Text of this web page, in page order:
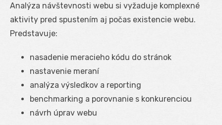
Analýza návštevnosti webu si vyžaduje komplexné
aktivity pred spustením aj počas existencie webu.
Predstavuje:
nasadenie meracieho kódu do stránok
nastavenie meraní
analýza výsledkov a reporting
benchmarking a porovnanie s konkurenciou
návrh úprav webu